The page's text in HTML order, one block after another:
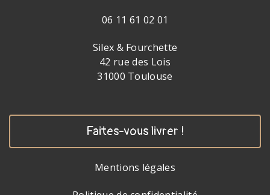
06 11 61 02 01
Silex & Fourchette
42 rue des Lois
31000 Toulouse
Faites-vous livrer !
Mentions légales